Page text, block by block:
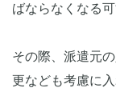
ばならなくなる
その際、派遣元
更なども考慮に